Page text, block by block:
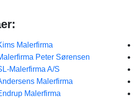
Malerfirma
Peter Sørensen
Malerfirma A/S
Malerfirma
Malerfirma